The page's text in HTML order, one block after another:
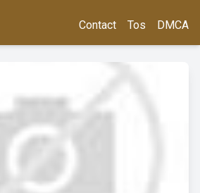
Contact Tos DMCA